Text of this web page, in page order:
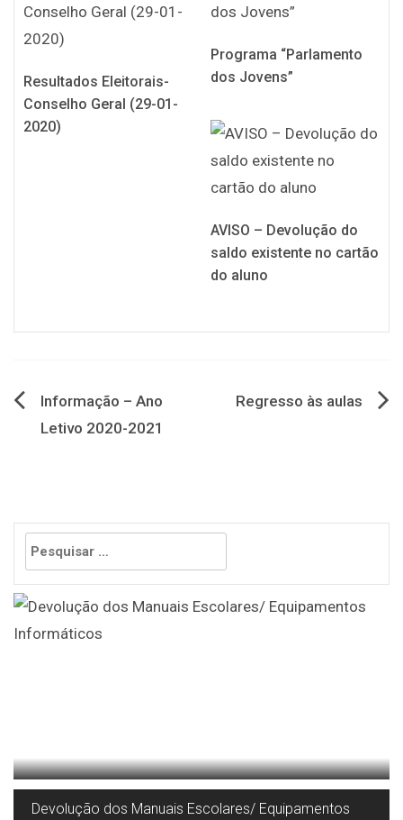
Resultados Eleitorais-
Conselho Geral (29-01-
2020)
Programa “Parlamento
dos Jovens”
AVISO – Devolução do
saldo existente no cartão
do aluno
Navegação
Informação – Ano
Letivo 2020-2021
Regresso às aulas
Pesquisar
Devolução dos Manuais Escolares/ Equipamentos